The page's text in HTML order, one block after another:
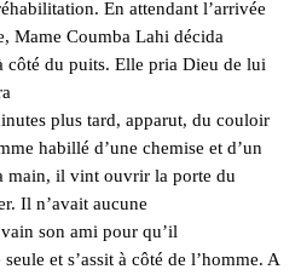
En attendant l’arrivée
Mame Coumba Lahi décida
côté du puits. Elle pria Dieu de lui
plus tard, apparut, du couloir
habillé d’une chemise et d’un
main, il vint ouvrir la porte du
Il n’avait aucune
son ami pour qu’il
et s’assit à côté de l’homme. A